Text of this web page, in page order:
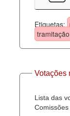
Etiquetas:
tramitação
Votações
Lista das
Comissões